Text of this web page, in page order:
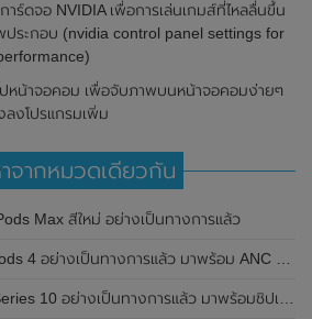
าร์ดจอ NVIDIA เพื่อการเล่นเกมส์ที่ไหลลื่นขึ้น
ระกอบ (nvidia control panel settings for
หน้าจอคอม เพื่อจับภาพบนหน้าจอคอมง่ายๆ
ลงโปรแกรมเพิ่ม
าจากหมวดเดียวกัน
Max สีใหม่ อย่างเป็นทางการแล้ว
งเป็นทางการแล้ว มาพร้อม ANC และฟีเจอร์ใหม่มากมาย
10 อย่างเป็นทางการแล้ว มาพร้อมชิปเซ็ตรุ่น S10